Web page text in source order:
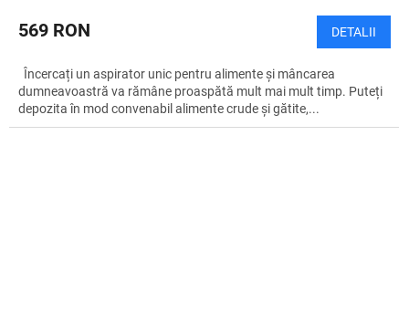
569 RON DETALII
Încercați un aspirator unic pentru alimente și mâncarea
dumneavoastră va rămâne proaspătă mult mai mult timp. Puteți
depozita în mod convenabil alimente crude și gătite,...